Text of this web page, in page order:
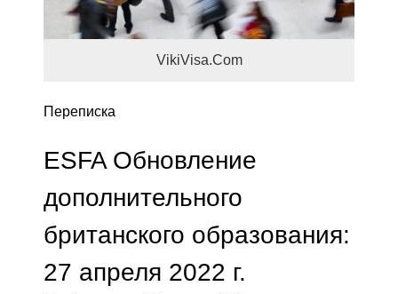
VikiVisa.Com
Переписка
ESFA Обновление
дополнительного
британского образования:
27 апреля 2022 г.